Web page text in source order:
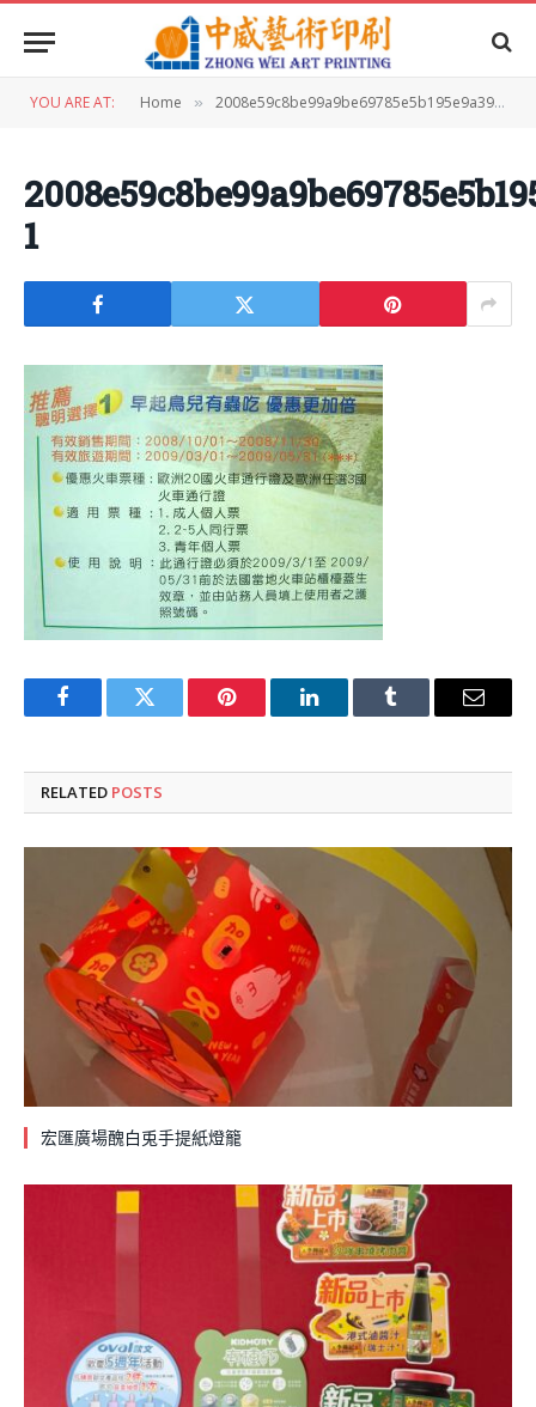
YOU ARE AT: Home » 2008e59c8be99a9be69785e5b195e9a39be98194e99990e5ae9ae584aae683a0e789b9-1
1
FacebookTwitter Pinterest LinkedInTumblr Email
RELATED POSTS
宏匯廣場醜白兎手提紙燈籠